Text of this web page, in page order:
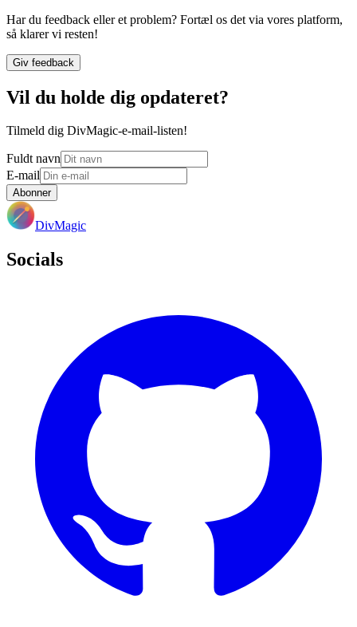
Har du feedback eller et problem? Fortæl os det via vores platform,
så klarer vi resten!
Giv feedback
Vil du holde dig opdateret?
Tilmeld dig DivMagic-e-mail-listen!
Fuldt navn
E-mail
Abonner
DivMagic
Socials